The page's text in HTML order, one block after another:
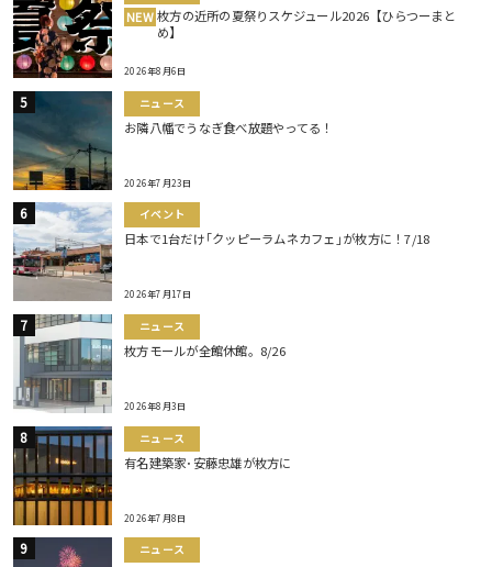
NEW 枚方の近所の夏祭りスケジュール2026【ひらつーまと
め】
2026年8月6日
ニュース
お隣八幡でうなぎ食べ放題やってる！
2026年7月23日
イベント
日本で1台だけ｢クッピーラムネカフェ｣が枚方に！7/18
2026年7月17日
ニュース
枚方モールが全館休館。8/26
2026年8月3日
ニュース
有名建築家･安藤忠雄が枚方に
2026年7月8日
ニュース